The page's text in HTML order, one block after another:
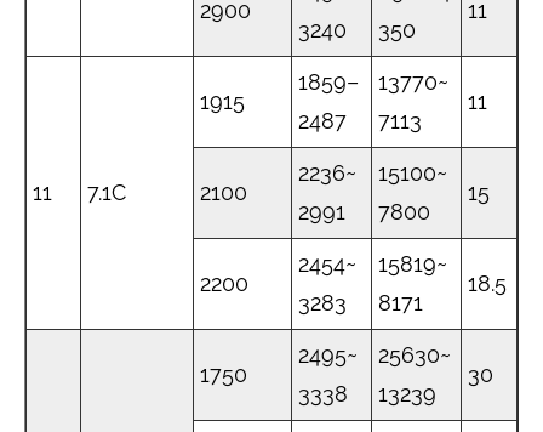
2900
3240
350
11
11 7.1C
1915
1859–
2487
13770~
7113
11
2100
2236~
2991
15100~
7800
15
2200
2454~
3283
15819~
8171
18.5
1750
2495~
3338
25630~
13239
30